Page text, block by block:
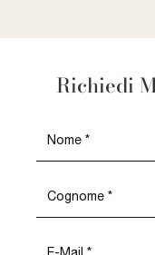
Richiedi